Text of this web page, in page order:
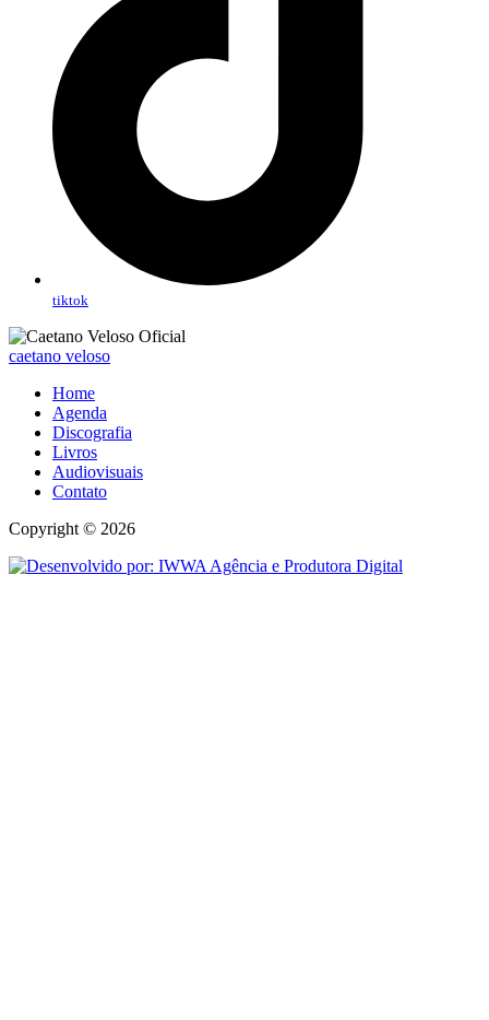
tiktok
caetano veloso
Home
Agenda
Discografia
Livros
Audiovisuais
Contato
Copyright © 2026